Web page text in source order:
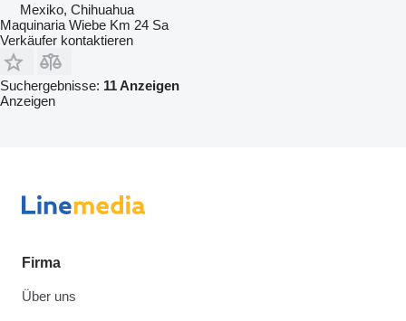
Mexiko, Chihuahua
Maquinaria Wiebe Km 24 Sa
Verkäufer kontaktieren
Suchergebnisse: 11 Anzeigen
Anzeigen
Firma
Über uns